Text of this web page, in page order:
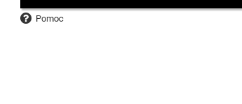
Pomoc